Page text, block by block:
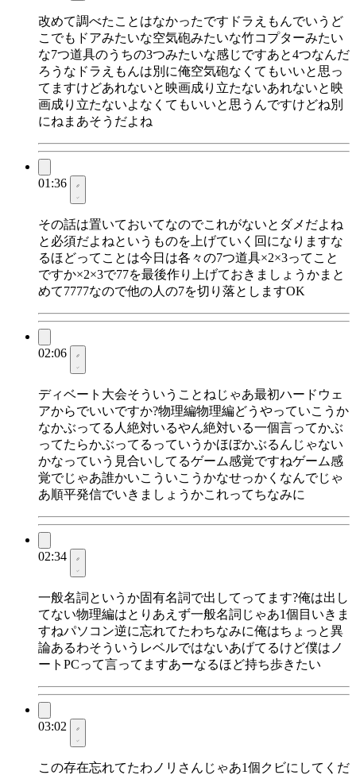
改めて調べたことはなかったですドラえもんでいうど
こでもドアみたいな空気砲みたいな竹コプターみたい
な7つ道具のうちの3つみたいな感じですあと4つなんだ
ろうなドラえもんは別に俺空気砲なくてもいいと思っ
てますけどあれないと映画成り立たないあれないと映
画成り立たないよなくてもいいと思うんですけどね別
にねまあそうだよね
01:36
その話は置いておいてなのでこれがないとダメだよね
と必須だよねというものを上げていく回になりますな
るほどってことは今日は各々の7つ道具×2×3ってこと
ですか×2×3で77を最後作り上げておきましょうかまと
めて7777なので他の人の7を切り落としますOK
02:06
ディベート大会そういうことねじゃあ最初ハードウェ
アからでいいですか?物理編物理編どうやっていこうか
なかぶってる人絶対いるやん絶対いる一個言ってかぶ
ってたらかぶってるっていうかほぼかぶるんじゃない
かなっていう見合いしてるゲーム感覚ですねゲーム感
覚でじゃあ誰かいこういこうかなせっかくなんでじゃ
あ順平発信でいきましょうかこれってちなみに
02:34
一般名詞というか固有名詞で出してってます?俺は出し
てない物理編はとりあえず一般名詞じゃあ1個目いきま
すねパソコン逆に忘れてたわちなみに俺はちょっと異
論あるわそういうレベルではないあげてるけど僕はノ
ートPCって言ってますあーなるほど持ち歩きたい
03:02
この存在忘れてたわノリさんじゃあ1個クビにしてくだ